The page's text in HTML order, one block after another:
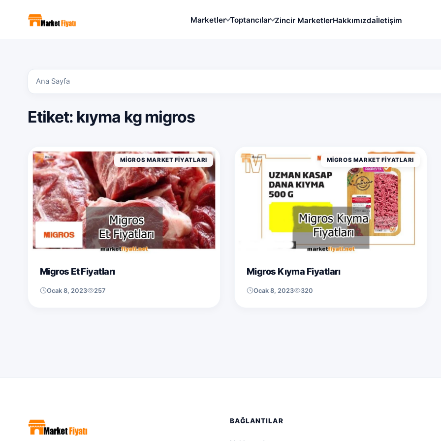
Marketler Toptancılar Zincir MarketlerHakkımızdaİletişim
Ana Sayfa
Etiket: kıyma kg migros
MIGROS MARKET FIYATLARI
Migros Et Fiyatları
Ocak 8, 2023 257
MIGROS MARKET FIYATLARI
Migros Kıyma Fiyatları
Ocak 8, 2023 320
BAĞLANTILAR